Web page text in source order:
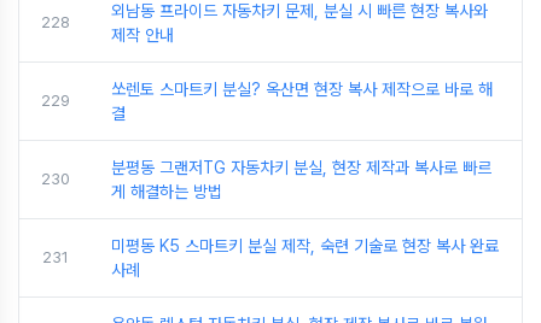
228
외남동 프라이드 자동차키 문제, 분실 시 빠른 현장 복사와
제작 안내
229
쏘렌토 스마트키 분실? 옥산면 현장 복사 제작으로 바로 해
결
230
분평동 그랜저TG 자동차키 분실, 현장 제작과 복사로 빠르
게 해결하는 방법
231
미평동 K5 스마트키 분실 제작, 숙련 기술로 현장 복사 완료
사례